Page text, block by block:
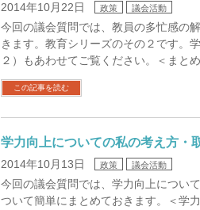
2014年10月22日 政策 議会活動
今回の議会質問では、教員の多忙感の
きます。教育シリーズのその２です。
２）もあわせてご覧ください。＜まと
この記事を読む
学力向上についての私の考え方・
2014年10月13日 政策 議会活動
今回の議会質問では、学力向上につい
ついて簡単にまとめておきます。＜学